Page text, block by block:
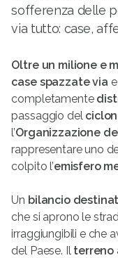
sofferenza delle
via tutto: case,
Oltre un milione e
case spazzate via
completamente
passaggio del
l’Organizzazione
rappresentare uno
colpito l’emisfero
Un bilancio
che si aprono le
irraggiungibili e che
del Paese. Il terreno